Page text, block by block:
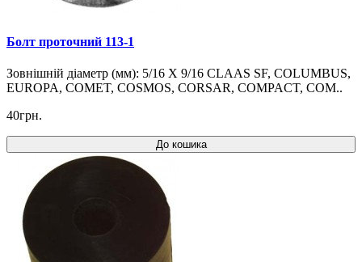
Болт проточний 113-1
Зовнішній діаметр (мм): 5/16 X 9/16 CLAAS SF, COLUMBUS,
EUROPA, COMET, COSMOS, CORSAR, COMPACT, COM..
40грн.
До кошика